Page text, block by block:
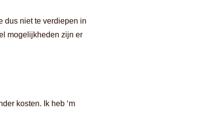
dus niet te verdiepen in
mogelijkheden zijn er
kosten. Ik heb ‘m